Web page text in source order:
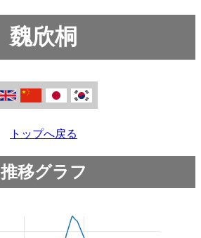
魏欣桐
トップへ戻る
推移グラフ